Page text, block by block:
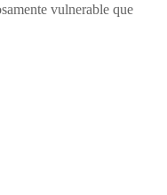
vulnerable que